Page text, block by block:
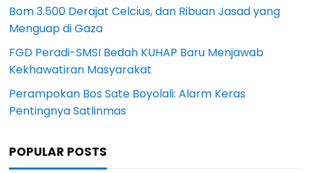
Bom 3.500 Derajat Celcius, dan Ribuan Jasad yang
Menguap di Gaza
FGD Peradi-SMSI Bedah KUHAP Baru Menjawab
Kekhawatiran Masyarakat
Perampokan Bos Sate Boyolali: Alarm Keras
Pentingnya Satlinmas
POPULAR POSTS